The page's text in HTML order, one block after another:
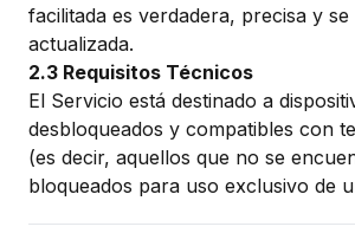
facilitada es verdadera, precisa y
actualizada.
2.3 Requisitos Técnicos
El Servicio está destinado a
desbloqueados y compatibles con
(es decir, aquellos que no se
bloqueados para uso exclusivo de